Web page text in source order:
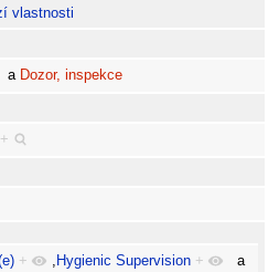
vlastnosti
a Dozor, inspekce
+
+ , Hygienic Supervision +
a